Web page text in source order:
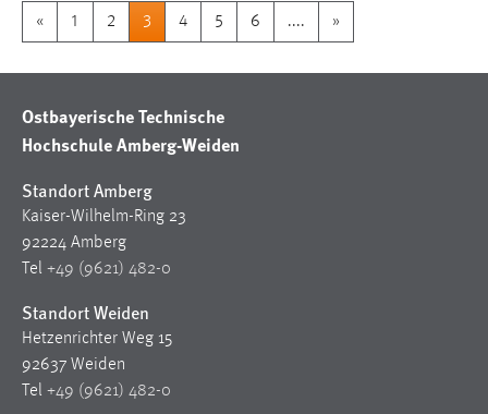
« 1 2 3 4 5 6 .... »
Ostbayerische Technische
Hochschule Amberg-Weiden
Standort Amberg
Kaiser-Wilhelm-Ring 23
92224 Amberg
Tel +49 (9621) 482-0
Standort Weiden
Hetzenrichter Weg 15
92637 Weiden
Tel +49 (9621) 482-0